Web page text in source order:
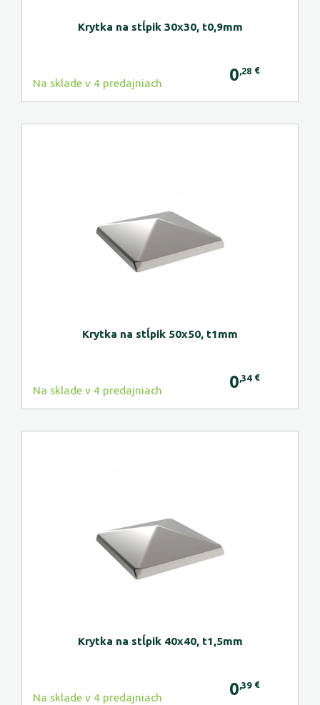
Krytka na stĺpik 30x30, t0,9mm
Na sklade v 4 predajniach 0 ,28 €
Krytka na stĺpik 50x50, t1mm
Na sklade v 4 predajniach 0 ,34 €
Krytka na stĺpik 40x40, t1,5mm
Na sklade v 4 predajniach 0 ,39 €